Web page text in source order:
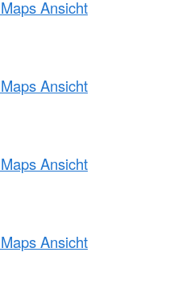
Ansicht
Ansicht
Ansicht
Ansicht